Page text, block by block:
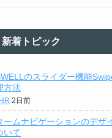
新着トピック
のスライダー機能
方法
HR 2日前
ームナビゲーションのデザ
いて